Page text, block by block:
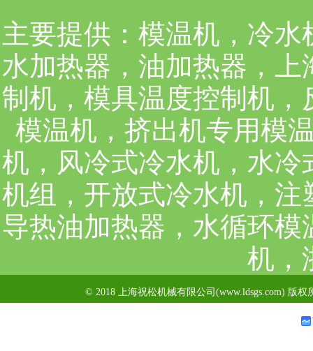
主要提供： 模温机，冷水
水加热器，油加热器，
制机，模具温度控制机
模温机，挤出机专用模
机，风冷式冷水机，水
机组，开放式冷水机，
导热油加热器，水循环
机，
© 2018 上海祝松机械有限公司(www.ldsgs.com) 版权